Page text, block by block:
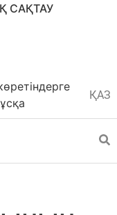
САҚТАУ
ҚАЗ
РУС